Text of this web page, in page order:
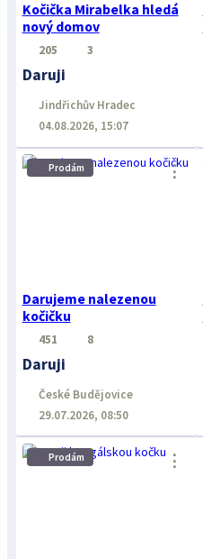
Kočička Mirabelka hledá
nový domov
205 3
Daruji
Jindřichův Hradec
04.08.2026, 15:07
Prodám
Darujeme nalezenou
kočičku
⋮
451 8
Daruji
České Budějovice
29.07.2026, 08:50
Prodám ⋮